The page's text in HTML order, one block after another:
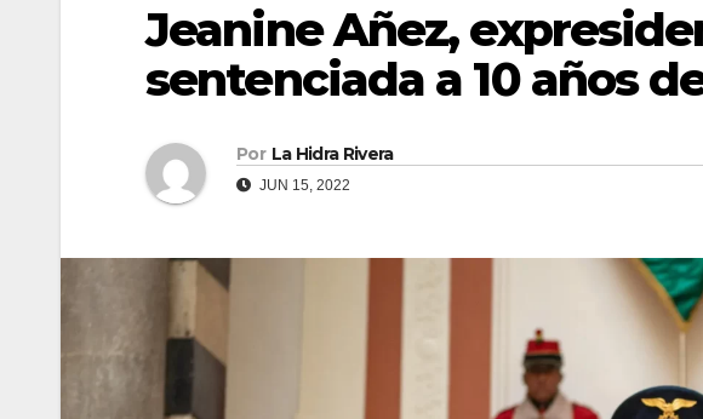
Jeanine Añez,
sentenciada a 10 años
Por La Hidra Rivera
JUN 15, 2022